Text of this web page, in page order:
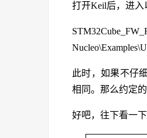
打开Keil后，进入
此时，如果不仔
相同。那么约定
好吧，往下看一